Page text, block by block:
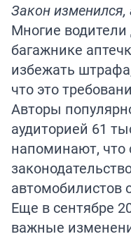
Закон
Многие водители
багажнике
избежать
что это
Авторы
аудиторией 61
напоминают, что
автомобилистов
Еще в сентябре
важные